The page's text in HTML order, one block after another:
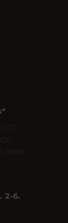
lehet.
2-6.